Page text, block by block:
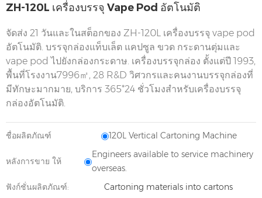
ZH-120L เครื่องบรรจุ Vape Pod อัตโนมัติ
จัดส่ง 21 วันและในสต็อกของ ZH-120L เครื่องบรรจุ vape pod
อัตโนมัติ. บรรจุกล่องแท็บเล็ต แคปซูล ขวด กระดานตุ่มและ
vape pod ไปยังกล่องกระดาษ. เครื่องบรรจุกล่อง ตั้งแต่ปี 1993,
พื้นที่โรงงาน7996㎡, 28 R&D วิศวกรและคนงานบรรจุกล่องที่
มีทักษะมากมาย, บริการ 365*24 ชั่วโมงสำหรับเครื่องบรรจุ
กล่องอัตโนมัติ.
ชื่อผลิตภัณฑ์ 120L Vertical Cartoning Machine
หลังการขาย ให้
Engineers available to service machinery
overseas.
ฟังก์ชั่นผลิตภัณฑ์:
Cartoning materials into cartons